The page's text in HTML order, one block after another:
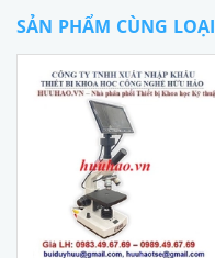
SẢN PHẨM CÙNG LOẠI